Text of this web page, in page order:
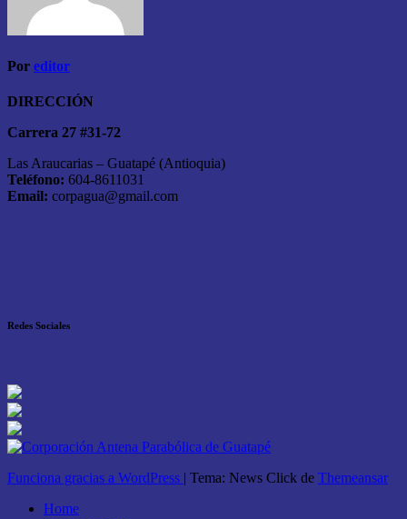
Por editor
DIRECCIÓN
Carrera 27 #31-72
Las Araucarias – Guatapé (Antioquia)
Teléfono: 604-8611031
Email: corpagua@gmail.com
Redes Sociales
Funciona gracias a WordPress | Tema: News Click de Themeansar
Home